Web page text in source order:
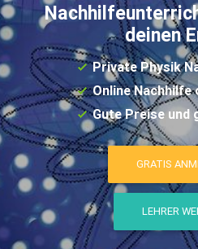
deinen
Private Physik
Online Nachhilfe
Gute Preise und
GRATIS
LEHRER